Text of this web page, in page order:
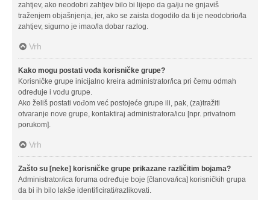
zahtjev, ako neodobri zahtjev bilo bi lijepo da ga/ju ne gnjaviš
traženjem objašnjenja, jer, ako se zaista dogodilo da ti je neodobrio/la
zahtjev, sigurno je imao/la dobar razlog.
Vrh
Kako mogu postati vođa korisničke grupe?
Korisničke grupe inicijalno kreira administrator/ica pri čemu odmah
određuje i vođu grupe.
Ako želiš postati vođom već postojeće grupe ili, pak, (za)tražiti
otvaranje nove grupe, kontaktiraj administratora/icu [npr. privatnom
porukom].
Vrh
Zašto su [neke] korisničke grupe prikazane različitim bojama?
Administrator/ica foruma određuje boje [članova/ica] korisničkih grupa
da bi ih bilo lakše identificirati/razlikovati.